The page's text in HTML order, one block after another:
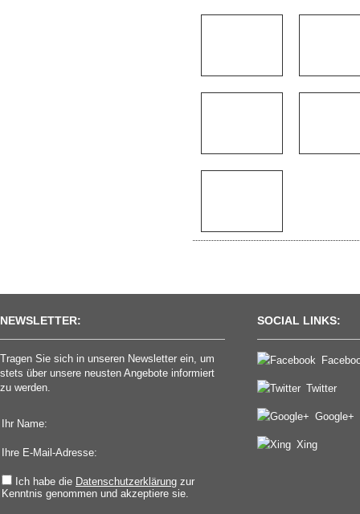
NEWSLETTER:
Tragen Sie sich in unseren Newsletter ein, um
stets über unsere neusten Angebote informiert
zu werden.
Ihr Name:
Ihre E-Mail-Adresse:
Ich habe die Datenschutzerklärung zur
Kenntnis genommen und akzeptiere sie.
SOCIAL LINKS:
Twitter
Google+
Xing